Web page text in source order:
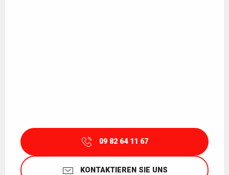
09 82 64 11 67
KONTAKTIEREN SIE UNS